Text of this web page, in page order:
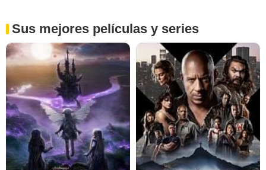
Sus mejores películas y series